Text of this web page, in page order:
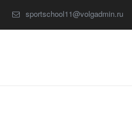
sportschool11@volgadmin.ru